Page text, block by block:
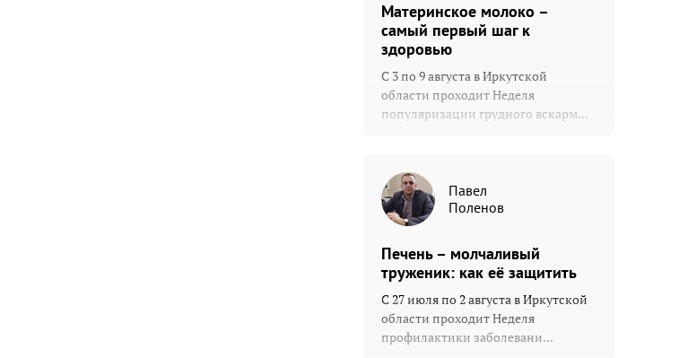
Материнское молоко –
самый первый шаг к
здоровью
С 3 по 9 августа в Иркутской
области проходит Неделя
популяризации грудного вскарм...
Павел
Поленов
Печень – молчаливый
труженик: как её защитить
С 27 июля по 2 августа в Иркутской
области проходит Неделя
профилактики заболевани...